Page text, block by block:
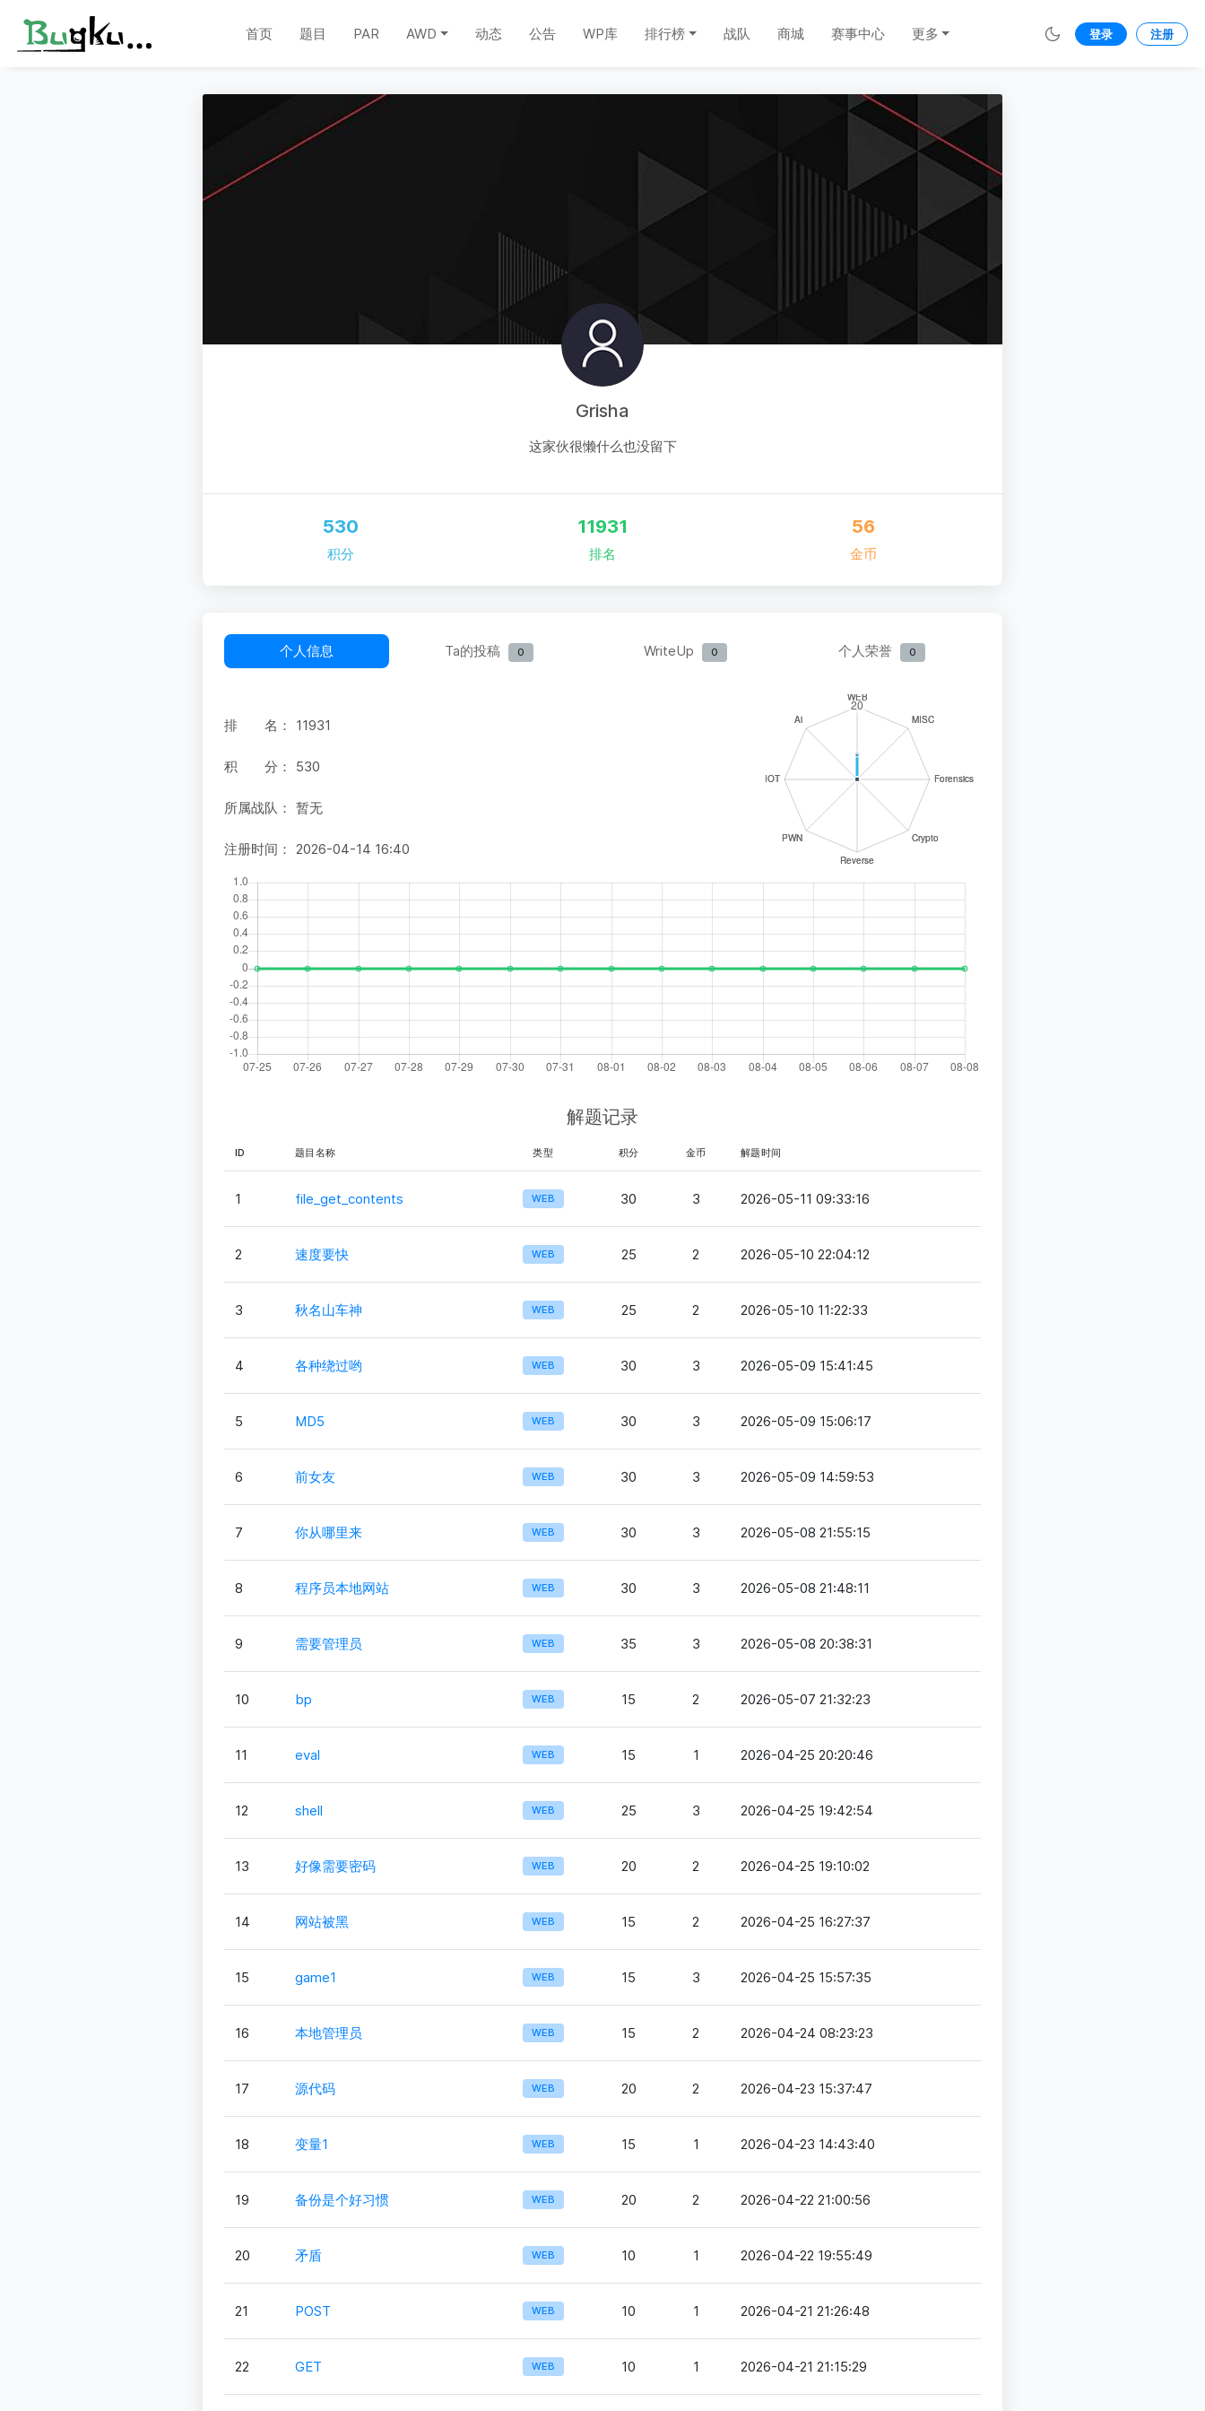
首页 题目 PAR AWD 动态 公告 WP库 排行榜 战队 商城 赛事中心 更多 登录 注册
Grisha
这家伙很懒什么也没留下
530
积分
11931
排名
56
金币
个人信息 Ta的投稿 0 WriteUp 0 个人荣誉 0
排 名： 11931
积 分： 530
所属战队： 暂无
注册时间： 2026-04-14 16:40
解题记录
ID 题目名称 类型 积分 金币 解题时间
1 file_get_contents WEB 30 3 2026-05-11 09:33:16
2 速度要快 WEB 25 2 2026-05-10 22:04:12
3 秋名山车神 WEB 25 2 2026-05-10 11:22:33
4 各种绕过哟 WEB 30 3 2026-05-09 15:41:45
5 MD5 WEB 30 3 2026-05-09 15:06:17
6 前女友 WEB 30 3 2026-05-09 14:59:53
7 你从哪里来 WEB 30 3 2026-05-08 21:55:15
8 程序员本地网站 WEB 30 3 2026-05-08 21:48:11
9 需要管理员 WEB 35 3 2026-05-08 20:38:31
10 bp WEB 15 2 2026-05-07 21:32:23
11 eval WEB 15 1 2026-04-25 20:20:46
12 shell WEB 25 3 2026-04-25 19:42:54
13 好像需要密码 WEB 20 2 2026-04-25 19:10:02
14 网站被黑 WEB 15 2 2026-04-25 16:27:37
15 game1 WEB 15 3 2026-04-25 15:57:35
16 本地管理员 WEB 15 2 2026-04-24 08:23:23
17 源代码 WEB 20 2 2026-04-23 15:37:47
18 变量1 WEB 15 1 2026-04-23 14:43:40
19 备份是个好习惯 WEB 20 2 2026-04-22 21:00:56
20 矛盾 WEB 10 1 2026-04-22 19:55:49
21 POST WEB 10 1 2026-04-21 21:26:48
22 GET WEB 10 1 2026-04-21 21:15:29